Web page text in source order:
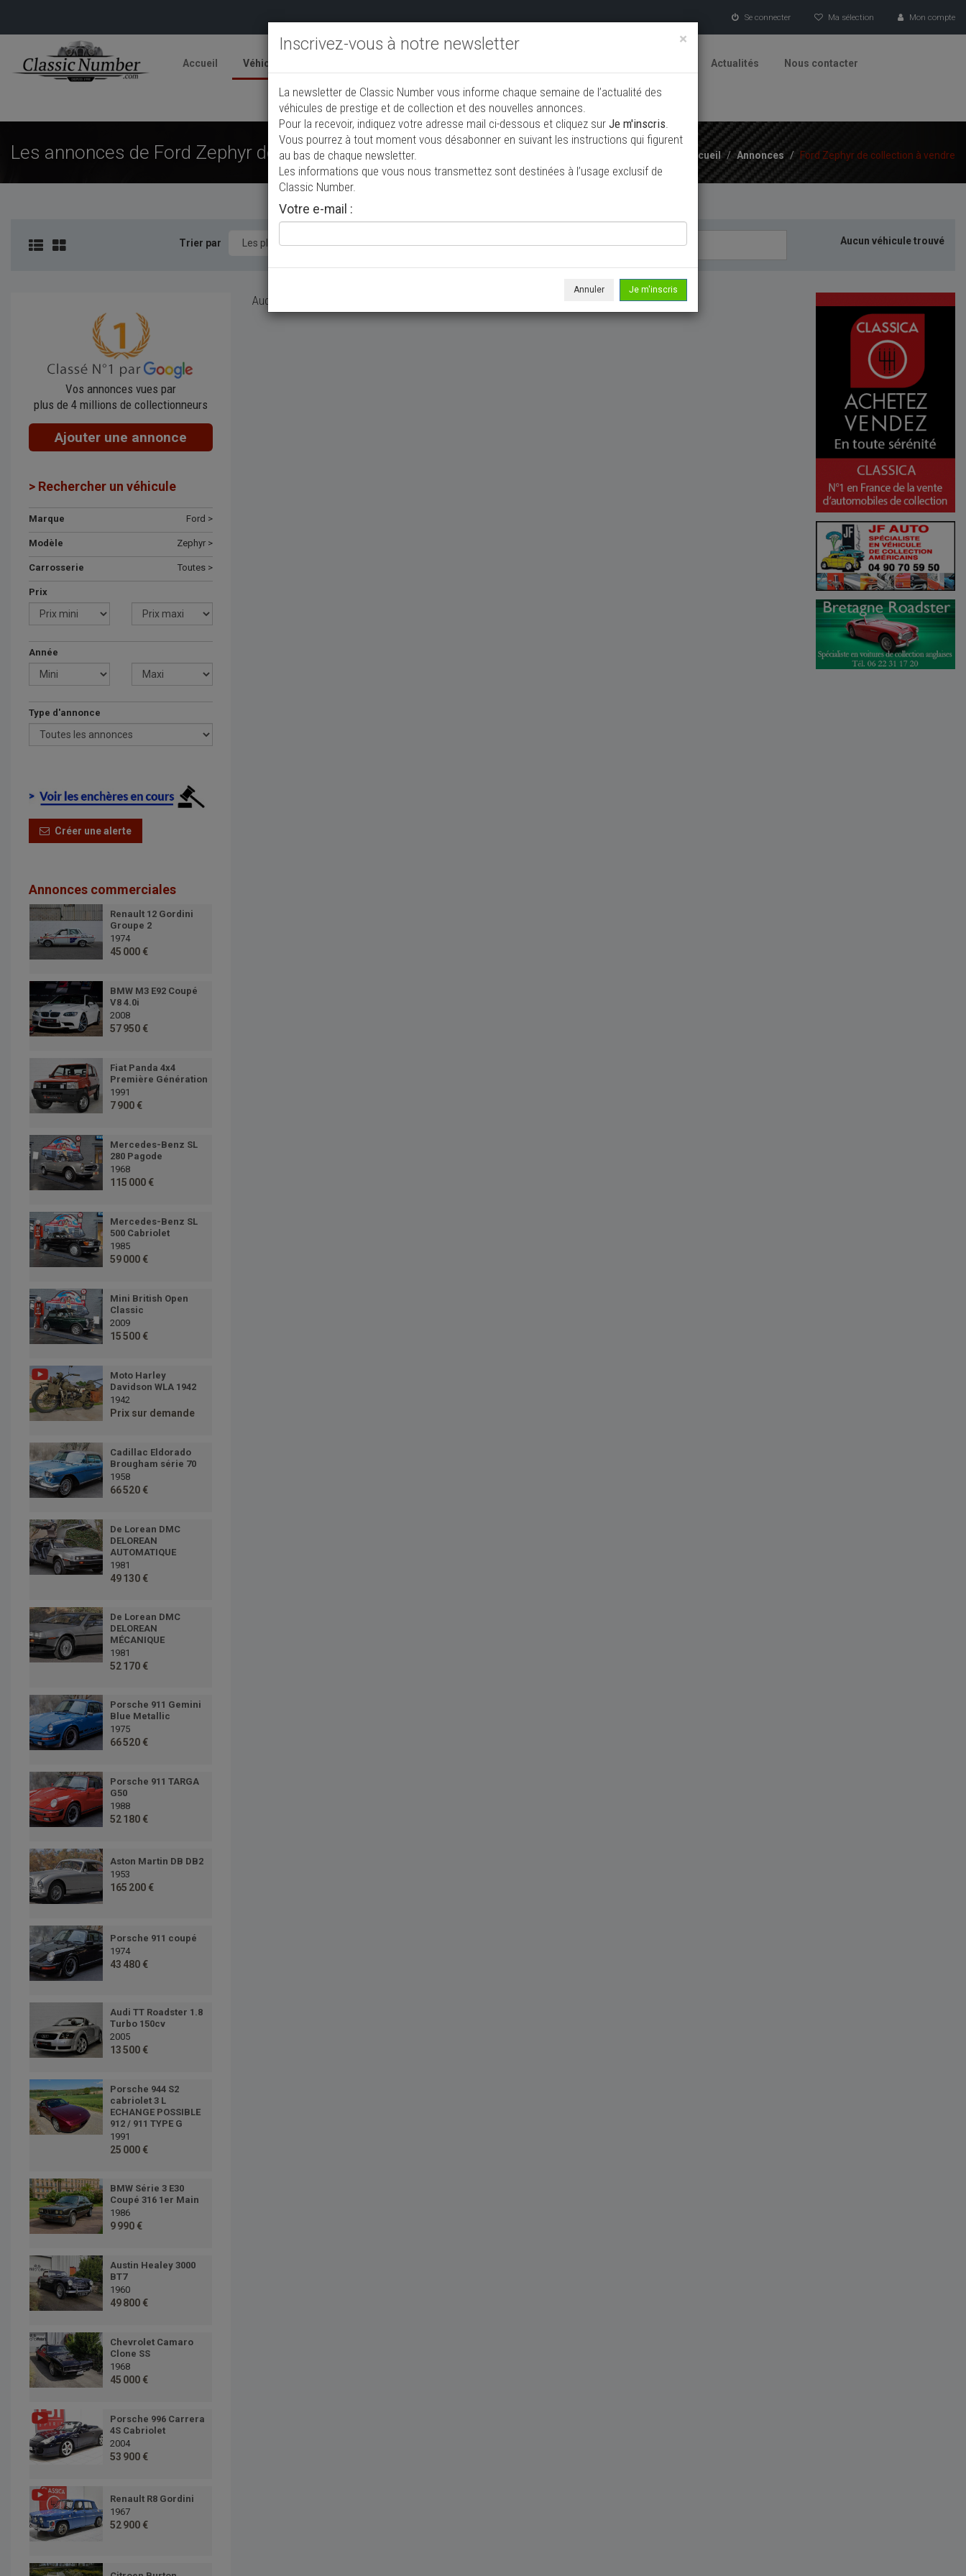
Se connecter Ma sélection Mon compte
Accueil Véhicules Actualités Nous contacter
Ajouter une annonce
Les annonces de Ford Zephyr de collection à vendre Accueil / Annonces / Ford Zephyr de collection à vendre
Trier par Aucun véhicule trouvé
Vos annonces vues par
plus de 4 millions de collectionneurs
Ajouter une annonce
> Rechercher un véhicule
Marque Ford >
Modèle Zephyr >
Carrosserie Toutes >
Prix
Année
Type d'annonce
Créer une alerte
Annonces commerciales
Renault 12 Gordini
Groupe 2
1974
45 000 €
BMW M3 E92 Coupé
V8 4.0i
2008
57 950 €
Fiat Panda 4x4
Première Génération
1991
7 900 €
Mercedes-Benz SL
280 Pagode
1968
115 000 €
Mercedes-Benz SL
500 Cabriolet
1985
59 000 €
Mini British Open
Classic
2009
15 500 €
Moto Harley
Davidson WLA 1942
1942
Prix sur demande
Cadillac Eldorado
Brougham série 70
1958
66 520 €
De Lorean DMC
DELOREAN
AUTOMATIQUE
1981
49 130 €
De Lorean DMC
DELOREAN
MÉCANIQUE
1981
52 170 €
Porsche 911 Gemini
Blue Metallic
1975
66 520 €
Porsche 911 TARGA
G50
1988
52 180 €
Aston Martin DB DB2
1953
165 200 €
Porsche 911 coupé
1974
43 480 €
Audi TT Roadster 1.8
Turbo 150cv
2005
13 500 €
Porsche 944 S2
cabriolet 3 L
ECHANGE POSSIBLE
912 / 911 TYPE G
1991
25 000 €
BMW Série 3 E30
Coupé 316 1er Main
1986
9 990 €
Austin Healey 3000
BT7
1960
49 800 €
Chevrolet Camaro
Clone SS
1968
45 000 €
Porsche 996 Carrera
4S Cabriolet
2004
53 900 €
Renault R8 Gordini
1967
52 900 €
Aucun véhicule ne correspond à votre recherche, veuillez modifier vos critères de recherche...
×
Inscrivez-vous à notre newsletter
La newsletter de Classic Number vous informe chaque semaine de l’actualité des
véhicules de prestige et de collection et des nouvelles annonces.
Pour la recevoir, indiquez votre adresse mail ci-dessous et cliquez sur Je m'inscris.
Vous pourrez à tout moment vous désabonner en suivant les instructions qui figurent
au bas de chaque newsletter.
Les informations que vous nous transmettez sont destinées à l’usage exclusif de
Classic Number.
Votre e-mail :
Annuler Je m'inscris